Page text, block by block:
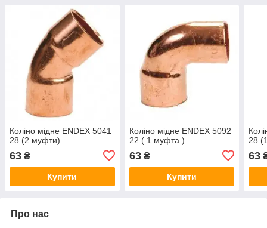
Коліно мідне ENDEX ‎5041
28 (2 муфти)
63 ₴
Купити
Коліно мідне ENDEX ‎5092
22 ( 1 муфта )
63₴
Купити
28
63
Про нас